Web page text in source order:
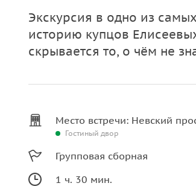
Экскурсия в одно из
историю купцов
скрывается то, о чём не
Место встречи: Невский
Гостиный двор
Групповая сборная
1 ч. 30 мин.